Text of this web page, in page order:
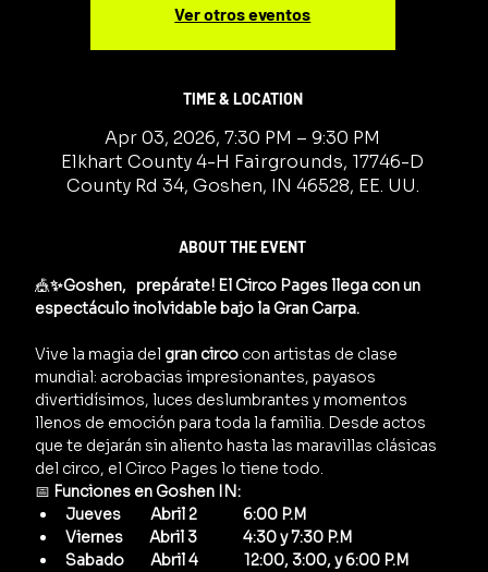
Ver otros eventos
TIME & LOCATION
Apr 03, 2026, 7:30 PM – 9:30 PM
Elkhart County 4-H Fairgrounds, 17746-D
County Rd 34, Goshen, IN 46528, EE. UU.
ABOUT THE EVENT
🎪✨Goshen,   prepárate! El Circo Pages llega con un
espectáculo inolvidable bajo la Gran Carpa.
Vive la magia del gran circo con artistas de clase
mundial: acrobacias impresionantes, payasos
divertidísimos, luces deslumbrantes y momentos
llenos de emoción para toda la familia. Desde actos
que te dejarán sin aliento hasta las maravillas clásicas
del circo, el Circo Pages lo tiene todo.
📅 Funciones en Goshen IN:
Jueves         Abril 2              6:00 P.M
Viernes        Abril 3              4:30 y 7:30 P.M
Sabado        Abril 4              12:00, 3:00, y 6:00 P.M